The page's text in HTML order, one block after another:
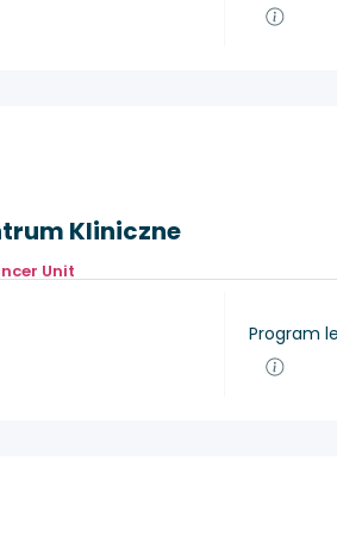
Kliniczne
Unit
Program